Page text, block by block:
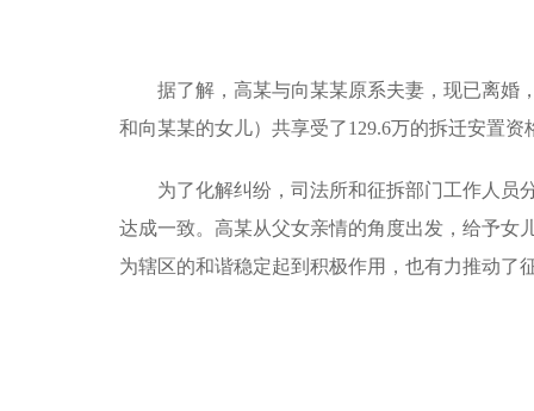
据了解，高某与向某某原系夫妻，现已离婚
和向某某的女儿）共享受了129.6万的拆迁安置
为了化解纠纷， 司法所和征拆部门工作人员
达成一致。高某从父女亲情的角度出发，给予女
为辖区的和谐稳定起到积极作用，也有力推动了